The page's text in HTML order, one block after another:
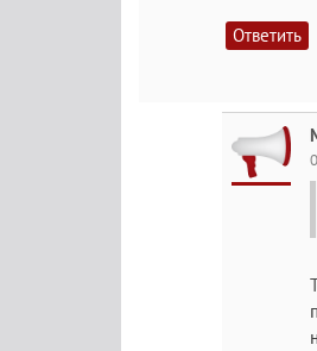
Ответить